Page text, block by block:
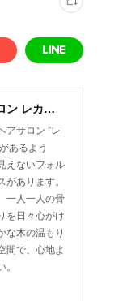
熊本・並木坂 ヘアサロン レカン- lecrin -
アサロン ”レ
あるよう
えないフォル
あります。
一人一人の骨
を日々心がけ
な木の温もり
間で、心地よ